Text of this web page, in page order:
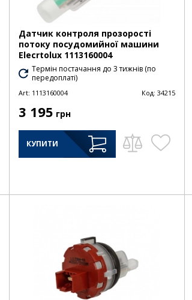
Датчик контроля прозорості
потоку посудомийної машини
Elecrtolux 1113160004
Термін постачання до 3 тижнів (по
передоплаті)
Art: 1113160004 Код: 34215
3 195 грн
КУПИТИ